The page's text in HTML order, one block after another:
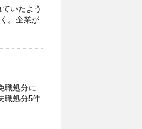
いたよう
。企業が
職処分に
職処分5件